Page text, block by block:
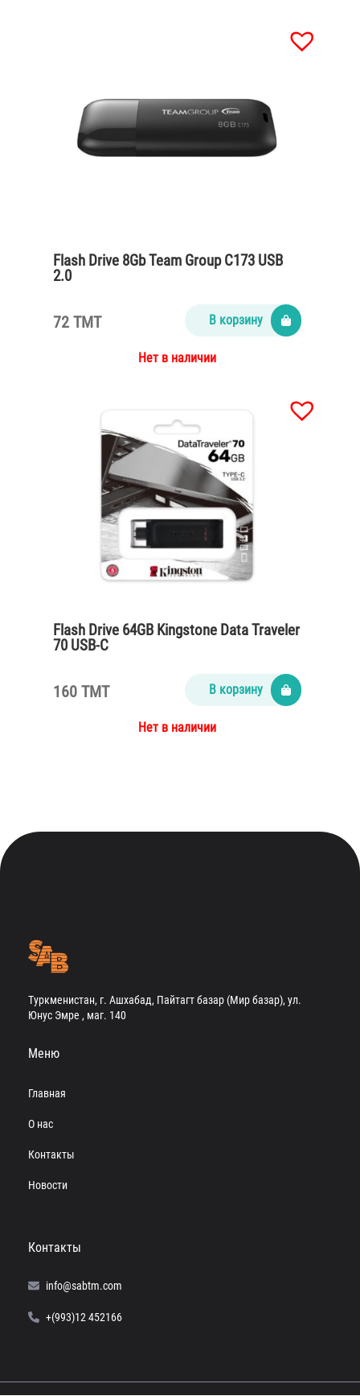
Flash Drive 8Gb Team Group C173 USB
2.0
72 TMT В корзину
Нет в наличии
Flash Drive 64GB Kingstone Data Traveler
70 USB-C
160 TMT В корзину
Нет в наличии
Туркменистан, г. Ашхабад, Пайтагт базар (Мир базар), ул.
Юнус Эмре , маг. 140
Меню
Главная
О нас
Контакты
Новости
Контакты
info@sabtm.com
+(993)12 452166